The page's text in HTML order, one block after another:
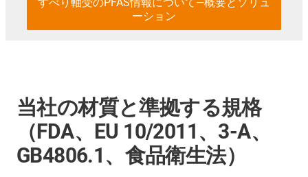
ーション
当社の材質と準拠する規格
（FDA、EU 10/2011、3-A、
GB4806.1、食品衛生法）